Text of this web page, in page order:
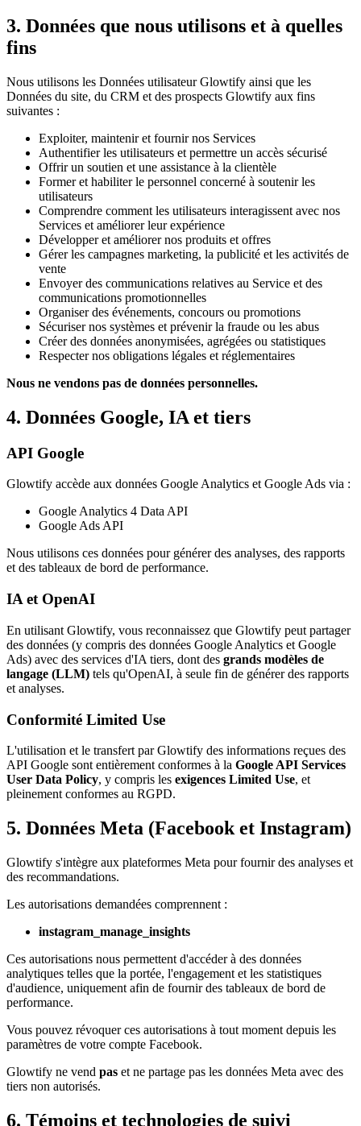
3. Données que nous utilisons et à quelles
fins
Nous utilisons les Données utilisateur Glowtify ainsi que les
Données du site, du CRM et des prospects Glowtify aux fins
suivantes :
Exploiter, maintenir et fournir nos Services
Authentifier les utilisateurs et permettre un accès sécurisé
Offrir un soutien et une assistance à la clientèle
Former et habiliter le personnel concerné à soutenir les
utilisateurs
Comprendre comment les utilisateurs interagissent avec nos
Services et améliorer leur expérience
Développer et améliorer nos produits et offres
Gérer les campagnes marketing, la publicité et les activités de
vente
Envoyer des communications relatives au Service et des
communications promotionnelles
Organiser des événements, concours ou promotions
Sécuriser nos systèmes et prévenir la fraude ou les abus
Créer des données anonymisées, agrégées ou statistiques
Respecter nos obligations légales et réglementaires
Nous ne vendons pas de données personnelles.
4. Données Google, IA et tiers
API Google
Glowtify accède aux données Google Analytics et Google Ads via :
Google Analytics 4 Data API
Google Ads API
Nous utilisons ces données pour générer des analyses, des rapports
et des tableaux de bord de performance.
IA et OpenAI
En utilisant Glowtify, vous reconnaissez que Glowtify peut partager
des données (y compris des données Google Analytics et Google
Ads) avec des services d'IA tiers, dont des grands modèles de
langage (LLM) tels qu'OpenAI, à seule fin de générer des rapports
et analyses.
Conformité Limited Use
L'utilisation et le transfert par Glowtify des informations reçues des
API Google sont entièrement conformes à la Google API Services
User Data Policy, y compris les exigences Limited Use, et
pleinement conformes au RGPD.
5. Données Meta (Facebook et Instagram)
Glowtify s'intègre aux plateformes Meta pour fournir des analyses et
des recommandations.
Les autorisations demandées comprennent :
instagram_manage_insights
Ces autorisations nous permettent d'accéder à des données
analytiques telles que la portée, l'engagement et les statistiques
d'audience, uniquement afin de fournir des tableaux de bord de
performance.
Vous pouvez révoquer ces autorisations à tout moment depuis les
paramètres de votre compte Facebook.
Glowtify ne vend pas et ne partage pas les données Meta avec des
tiers non autorisés.
6. Témoins et technologies de suivi